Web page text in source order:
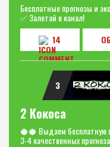
Бесплатные прогнозы и
✅ Залетай в канал!
14
3
2 Кокоса
🥥🥥 Выдаем бесплатную
3-4 качественных